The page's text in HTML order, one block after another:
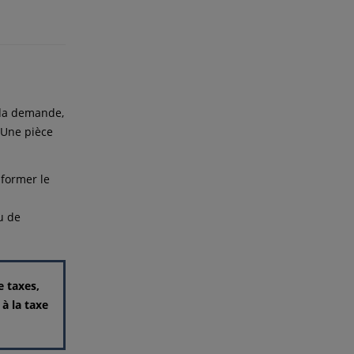
demande,
pièce
le
de
taxes,
la taxe